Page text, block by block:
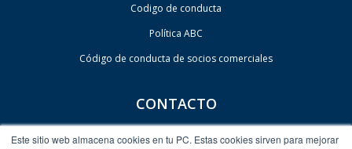
Este sitio web almacena cookies en tu PC. Estas cookies sirven para mejorar
Codigo de conducta
Política ABC
Código de conducta de socios comerciales
CONTACTO
Contacto